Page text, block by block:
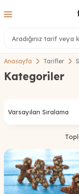
Anasayfa Tarifler
Kategoriler